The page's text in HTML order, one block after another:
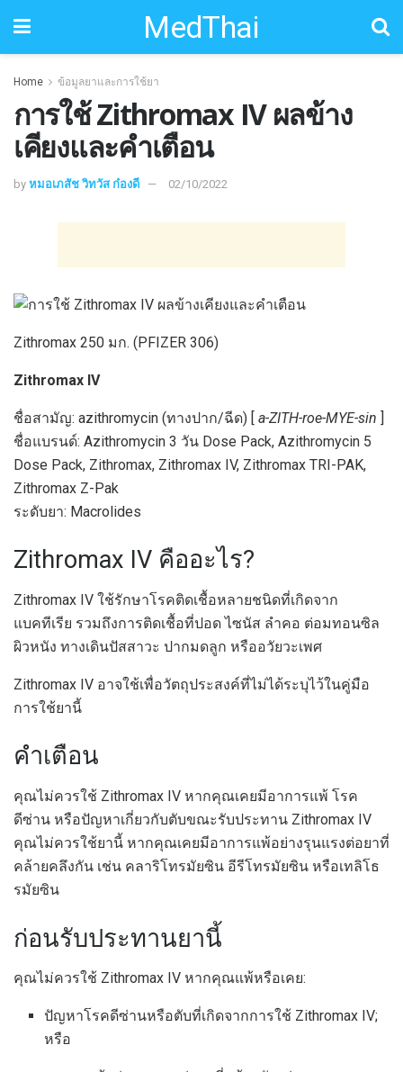
MedThai
Home ข้อมูลยาและการใช้ยา
การใช้ Zithromax IV ผลข้าง
เคียงและคำเตือน
by หมอเภสัช วิทวัส ก๋องดี 02/10/2022
Zithromax 250 มก. (PFIZER 306)
Zithromax IV
ชื่อสามัญ: azithromycin (ทางปาก/ฉีด) [ a-ZITH-roe-MYE-sin ]
ชื่อแบรนด์: Azithromycin 3 วัน Dose Pack, Azithromycin 5
Dose Pack, Zithromax, Zithromax IV, Zithromax TRI-PAK,
Zithromax Z-Pak
ระดับยา: Macrolides
Zithromax IV คืออะไร?
Zithromax IV ใช้รักษาโรคติดเชื้อหลายชนิดที่เกิดจาก
แบคทีเรีย รวมถึงการติดเชื้อที่ปอด ไซนัส ลำคอ ต่อมทอนซิล
ผิวหนัง ทางเดินปัสสาวะ ปากมดลูก หรืออวัยวะเพศ
Zithromax IV อาจใช้เพื่อวัตถุประสงค์ที่ไม่ได้ระบุไว้ในคู่มือ
การใช้ยานี้
คำเตือน
คุณไม่ควรใช้ Zithromax IV หากคุณเคยมีอาการแพ้ โรค
ดีซ่าน หรือปัญหาเกี่ยวกับตับขณะรับประทาน Zithromax IV
คุณไม่ควรใช้ยานี้ หากคุณเคยมีอาการแพ้อย่างรุนแรงต่อยาที่
คล้ายคลึงกัน เช่น คลาริโทรมัยซิน อีรีโทรมัยซิน หรือเทลิโธ
รมัยซิน
ก่อนรับประทานยานี้
คุณไม่ควรใช้ Zithromax IV หากคุณแพ้หรือเคย:
ปัญหาโรคดีซ่านหรือตับที่เกิดจากการใช้ Zithromax IV;
หรือ